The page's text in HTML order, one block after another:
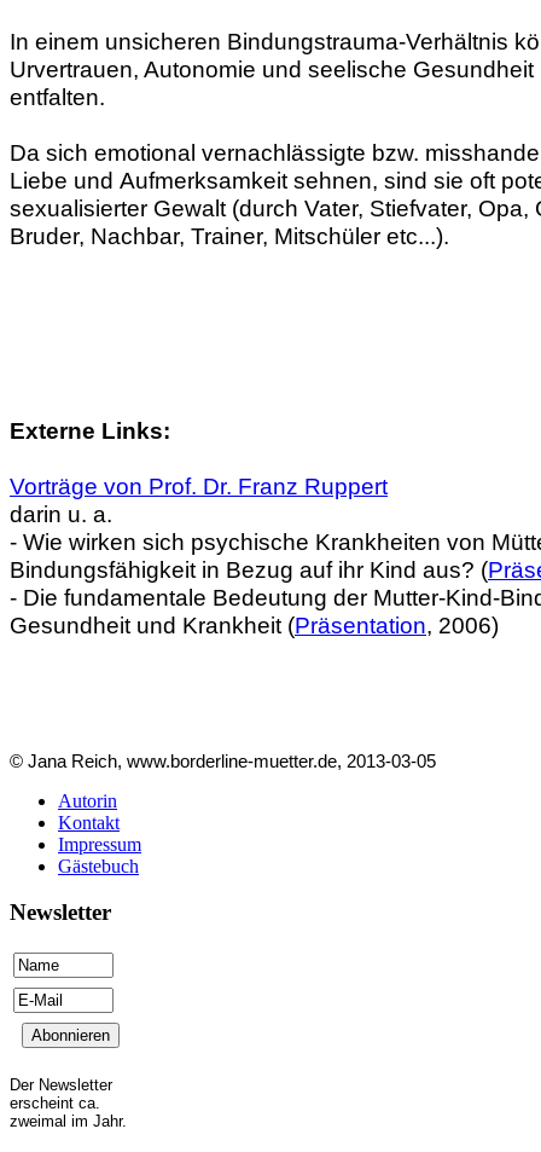
In einem unsicheren Bindungstrauma-Verhältnis
Urvertrauen, Autonomie und seelische
entfalten.
Da sich emotional vernachlässigte bzw.
Liebe und Aufmerksamkeit sehnen, sind sie oft
sexualisierter Gewalt (durch Vater, Stiefvater, Opa,
Bruder, Nachbar, Trainer, Mitschüler etc...).
Externe Links:
Vorträge von Prof. Dr. Franz Ruppert
darin u. a.
- Wie wirken sich psychische Krankheiten von
Bindungsfähigkeit in Bezug auf ihr Kind aus? (
- Die fundamentale Bedeutung der Mutter-Kind-
Gesundheit und Krankheit (Präsentation, 2006)
© Jana Reich, www.borderline-muetter.de, 2013-03-05
Autorin
Kontakt
Impressum
Gästebuch
Newsletter
Der Newsletter
erscheint ca.
zweimal im Jahr.